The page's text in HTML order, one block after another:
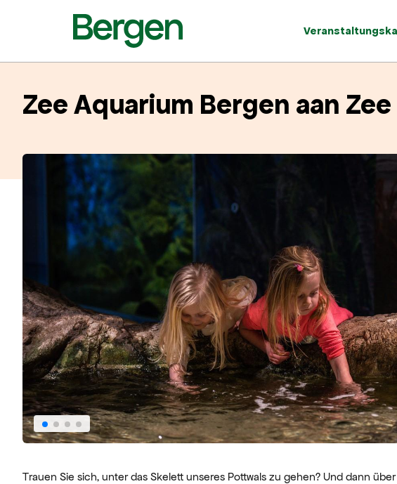
Zee Aquarium Bergen aan Zee
Trauen Sie sich, unter das Skelett unseres Pottwals zu gehen? Und dann